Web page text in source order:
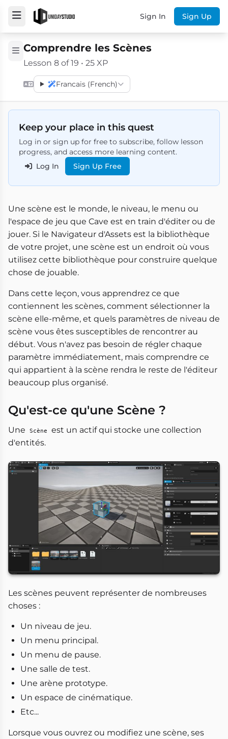
Sign In Sign Up
Comprendre les Scènes
Lesson 8 of 19 • 25 XP
Francais (French)
Keep your place in this quest
Log in or sign up for free to subscribe, follow lesson
progress, and access more learning content.
Log In
Sign Up Free
Une scène est le monde, le niveau, le menu ou
l'espace de jeu que Cave est en train d'éditer ou de
jouer. Si le Navigateur d'Assets est la bibliothèque
de votre projet, une scène est un endroit où vous
utilisez cette bibliothèque pour construire quelque
chose de jouable.
Dans cette leçon, vous apprendrez ce que
contiennent les scènes, comment sélectionner la
scène elle-même, et quels paramètres de niveau de
scène vous êtes susceptibles de rencontrer au
début. Vous n'avez pas besoin de régler chaque
paramètre immédiatement, mais comprendre ce
qui appartient à la scène rendra le reste de l'éditeur
beaucoup plus organisé.
Qu'est-ce qu'une Scène ?
Une Scène
est un actif qui stocke une collection
d'entités.
Les scènes peuvent représenter de nombreuses
choses :
Un niveau de jeu.
Un menu principal.
Un menu de pause.
Une salle de test.
Une arène prototype.
Un espace de cinématique.
Etc...
Lorsque vous ouvrez ou modifiez une scène, ses